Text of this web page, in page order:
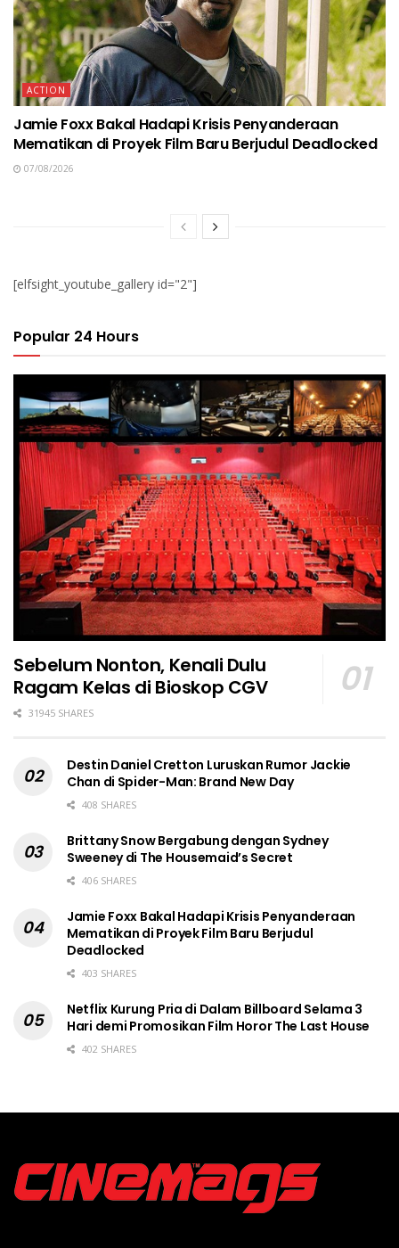
ACTION
Jamie Foxx Bakal Hadapi Krisis Penyanderaan
Mematikan di Proyek Film Baru Berjudul Deadlocked
07/08/2026
[elfsight_youtube_gallery id="2"]
Popular 24 Hours
Sebelum Nonton, Kenali Dulu
Ragam Kelas di Bioskop CGV
31945 SHARES
Destin Daniel Cretton Luruskan Rumor Jackie
Chan di Spider-Man: Brand New Day
408 SHARES
Brittany Snow Bergabung dengan Sydney
Sweeney di The Housemaid’s Secret
406 SHARES
Jamie Foxx Bakal Hadapi Krisis Penyanderaan
Mematikan di Proyek Film Baru Berjudul
Deadlocked
403 SHARES
Netflix Kurung Pria di Dalam Billboard Selama 3
Hari demi Promosikan Film Horor The Last House
402 SHARES